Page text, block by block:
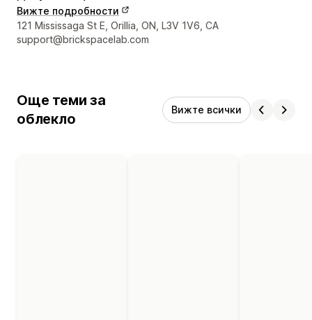
Вижте подробности
Данни за връзка с дизайнера
121 Mississaga St E, Orillia, ON, L3V 1V6, CA
support@brickspacelab.com
Още теми за
облекло
Вижте всички